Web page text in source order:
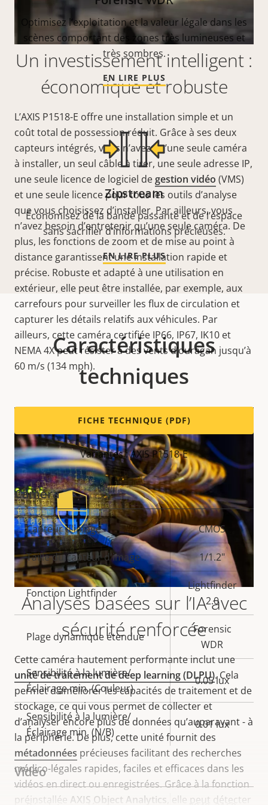
Un investissement intelligent :
économique et robuste
L’AXIS P1518-E offre une installation simple et un
coût total de possession réduit. Grâce à ses deux
capteurs intégrés, vous n’avez qu’une seule caméra
à installer, un seul câble à tirer, une seule adresse IP,
une seule licence de logiciel degestion vidéo (VMS)
et une seule licence pour tous les outils d’analyse
que vous choisissez d’installer. Par ailleurs, vous
n’avez besoin d’entretenir qu’une seule caméra. De
plus, les fonctions de zoom et de mise au point à
distance garantissent une installation rapide et
précise. Robuste et adapté à une utilisation en
extérieur, elle peut être installée, par exemple, aux
carrefours pour surveiller les flux de circulation et
capturer les détails relatifs aux véhicules. Par
ailleurs, cette caméra certifiée IP66, IP67, IK10 et
NEMA 4X peut résister à des vents d’ouragan jusqu’à
60 m/s (134 mph).
Analyses basées sur l’IA avec
sécurité renforcée
Cette caméra hautement performante inclut une
unité de traitement de deep learning (DLPU). Cela
permet d’améliorer les capacités de traitement et de
stockage, ce qui vous permet de collecter et
d’analyser encore plus de données qu’auparavant - à
la périphérie. De plus, cette unité fournit des
métadonnées précieuses facilitant des recherches
médico-légales rapides, faciles et efficaces dans les
vidéos en direct ou enregistrées. Grâce à la fonction
préinstallée AXIS Object Analytics , elle peut détecter
Optimisez l’exploitation et la valeur légale dans les
scènes comportant des zones très lumineuses et
très sombres.
EN LIRE PLUS
Zipstream
Économisez de la bande passante et de l’espace
sans sacrifier d’informations précieuses.
EN LIRE PLUS
Caractéristiques
techniques
FICHE TECHNIQUE (PDF)
Variantes : AXIS P1518-E
Caméra
Description
de la
propriété
Valeur de
la
propriété
Capteur d'image CMOS
Taille du capteur d'image 1/1.2"
Fonction Lightfinder
Lightfinder
2.0
Plage dynamique étendue
Forensic
WDR
Sensibilité à la lumière/
Éclairage min. (Couleur)
0.05 lux
Sensibilité à la lumière/
Éclairage min. (N/B)
0.01 lux
Vidéo